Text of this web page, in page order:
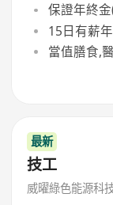
保證年終
15日有薪
當值膳食,
最新
技工
威曜綠色能源科